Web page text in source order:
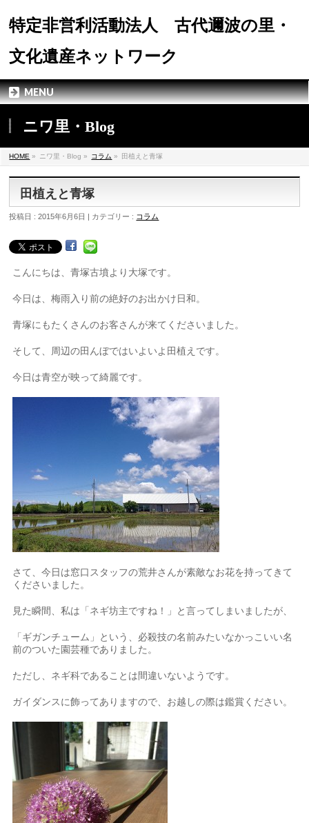
特定非営利活動法人 古代邇波の里・
文化遺産ネットワーク
MENU
ニワ里・Blog
HOME » ニワ里・Blog » コラム » 田植えと青塚
田植えと青塚
投稿日 : 2015年6月6日 | カテゴリー : コラム
こんにちは、青塚古墳より大塚です。
今日は、梅雨入り前の絶好のお出かけ日和。
青塚にもたくさんのお客さんが来てくださいました。
そして、周辺の田んぼではいよいよ田植えです。
今日は青空が映って綺麗です。
さて、今日は窓口スタッフの荒井さんが素敵なお花を持ってきて
くださいました。
見た瞬間、私は「ネギ坊主ですね！」と言ってしまいましたが、
「ギガンチューム」という、必殺技の名前みたいなかっこいい名
前のついた園芸種でありました。
ただし、ネギ科であることは間違いないようです。
ガイダンスに飾ってありますので、お越しの際は鑑賞ください。